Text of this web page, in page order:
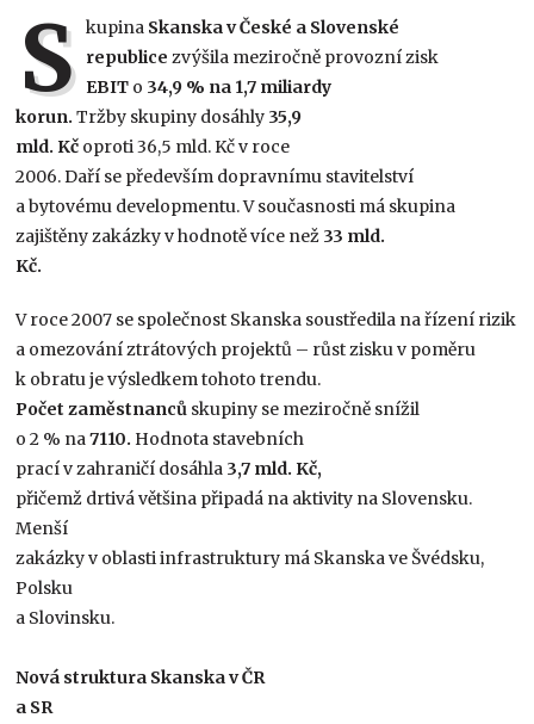
S kupina Skanska v České a Slovenské
republice zvýšila meziročně provozní zisk
EBIT o 34,9 % na 1,7 miliardy
korun. Tržby skupiny dosáhly 35,9
mld. Kč oproti 36,5 mld. Kč v roce
2006. Daří se především dopravnímu stavitelství
a bytovému developmentu. V současnosti má skupina
zajištěny zakázky v hodnotě více než 33 mld.
Kč.
V roce 2007 se společnost Skanska soustředila na řízení rizik
a omezování ztrátových projektů – růst zisku v poměru
k obratu je výsledkem tohoto trendu.
Počet zaměstnanců skupiny se meziročně snížil
o 2 % na7110. Hodnota stavebních
prací v zahraničí dosáhla 3,7 mld. Kč,
přičemž drtivá většina připadá na aktivity na Slovensku.
Menší
zakázky v oblasti infrastruktury má Skanska ve Švédsku,
Polsku
a Slovinsku.
Nová struktura Skanska v ČR
a SR